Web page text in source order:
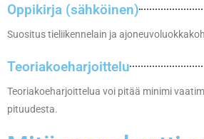
Oppikirja (sähköinen)
Suositus tieliikennelain ja
Teoriakoeharjoittelu
Teoriakoeharjoittelua voi pitää minimi
pituudesta.